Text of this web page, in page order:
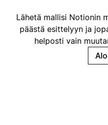
Lähetä mallisi Notionin
päästä esittelyyn ja
helposti vain